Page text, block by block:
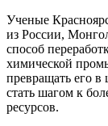
Ученые
из России,
способ
химической
превращать его
стать шагом к
ресурсов.